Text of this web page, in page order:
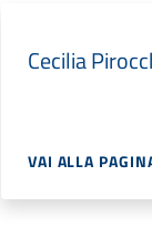
Cecilia
VAI ALLA